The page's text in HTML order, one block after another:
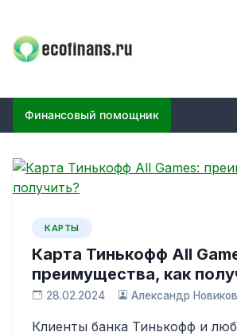
content
ECOFINANS
Финансовый помощник
КАРТЫ
Карта Тинькофф All
преимущества, как
28.02.2024 Александр Новиков
Клиенты банка Тинькофф и